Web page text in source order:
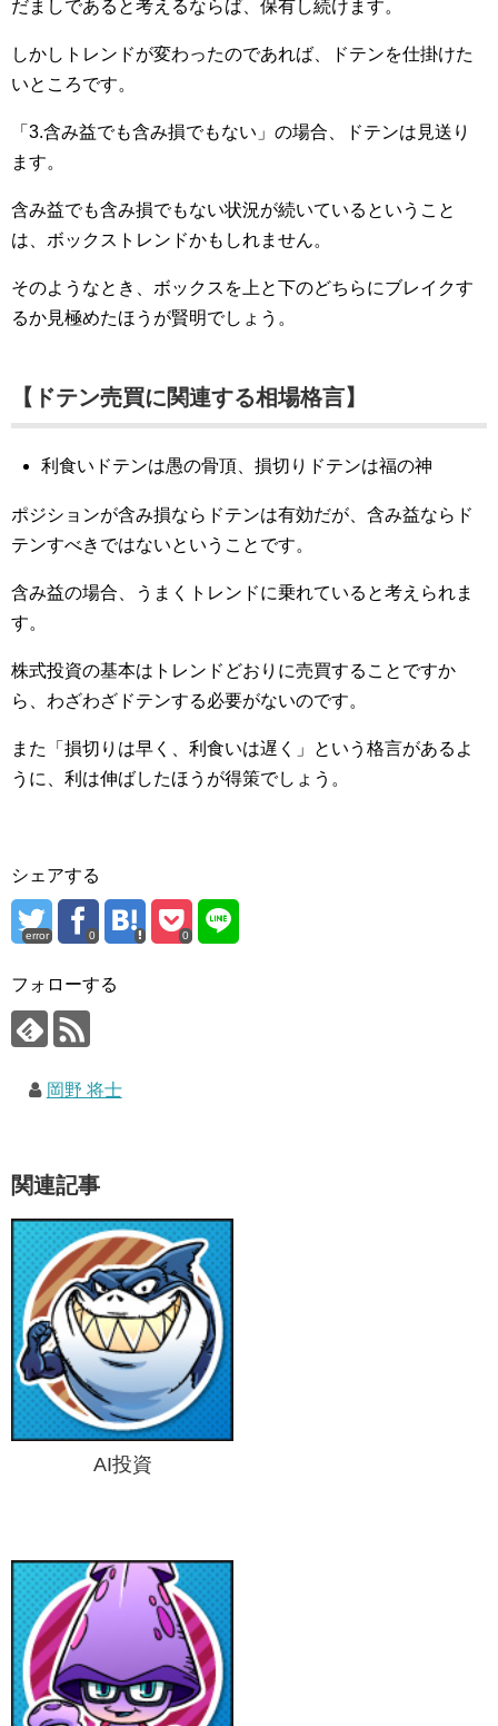
だましであると考えるならば、保有し続けます。
しかしトレンドが変わったのであれば、ドテンを仕掛けた
いところです。
「3.含み益でも含み損でもない」の場合、ドテンは見送り
ます。
含み益でも含み損でもない状況が続いているということ
は、ボックストレンドかもしれません。
そのようなとき、ボックスを上と下のどちらにブレイクす
るか見極めたほうが賢明でしょう。
【ドテン売買に関連する相場格言】
利食いドテンは愚の骨頂、損切りドテンは福の神
ポジションが含み損ならドテンは有効だが、含み益ならド
テンすべきではないということです。
含み益の場合、うまくトレンドに乗れていると考えられま
す。
株式投資の基本はトレンドどおりに売買することですか
ら、わざわざドテンする必要がないのです。
また「損切りは早く、利食いは遅く」という格言があるよ
うに、利は伸ばしたほうが得策でしょう。
シェアする
error 0 0
フォローする
岡野 将士
関連記事
AI投資